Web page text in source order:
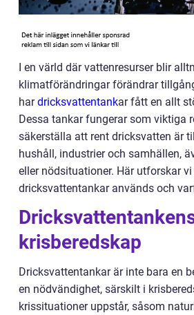
I en värld där vattenresurser blir
klimatförändringar förändrar
hardricksvattentankar fått en allt
Dessa tankar fungerar som viktiga
säkerställa att rent dricksvatten är
hushåll, industrier och samhällen,
eller nödsituationer. Här utforskar
dricksvattentankar används och
krisberedskap
Dricksvattentankar är inte bara en
en nödvändighet, särskilt i
krissituationer uppstår, såsom